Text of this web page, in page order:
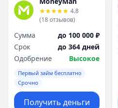
4.8
(18отзывов)
Сумма
до 100 000 ₽
Срок
до 364 дней
Одобрение
Высокое
Первый займ бесплатно
Срочно
Получить деньги